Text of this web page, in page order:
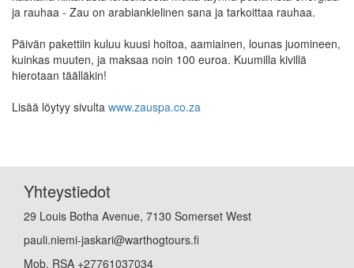
ja rauhaa - Zau on arabiankielinen sana ja tarkoittaa rauhaa.
Päivän pakettiin kuluu kuusi hoitoa, aamiainen, lounas juomineen,
kuinkas muuten, ja maksaa noin 100 euroa. Kuumilla kivillä
hierotaan täälläkin!
Lisää löytyy sivulta www.zauspa.co.za
Yhteystiedot
29 Louis Botha Avenue, 7130 Somerset West
pauli.niemi-jaskari@warthogtours.fi
Mob. RSA +27761037034